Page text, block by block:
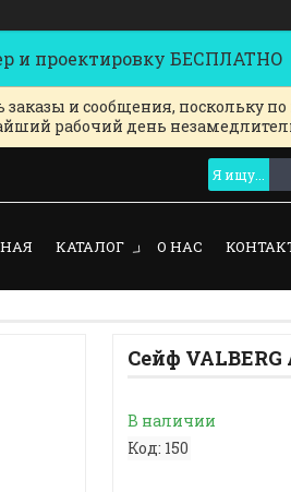
проектировку БЕСПЛАТНО
и сообщения, поскольку
рабочий день
КАТАЛОГ О НАС
Сейф VALBERG
В наличии
Код: 150